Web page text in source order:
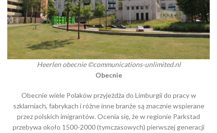
Heerlen obecnie ©communications-unlimited.nl
Obecnie
Obecnie wiele Polaków przyjeżdża do Limburgii do pracy w
szklarniach, fabrykach i różne inne branże są znacznie wspierane
przez polskich imigrantów. Ocenia się, że w regionie Parkstad
przebywa około 1500-2000 (tymczasowych) pierwszej generacji